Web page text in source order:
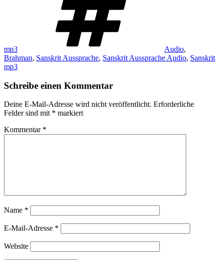
mp3 Audio,
Brahman, Sanskrit Aussprache, Sanskrit Aussprache Audio, Sanskrit
mp3
Schreibe einen Kommentar
Deine E-Mail-Adresse wird nicht veröffentlicht. Erforderliche
Felder sind mit * markiert
Kommentar *
Name *
E-Mail-Adresse *
Website